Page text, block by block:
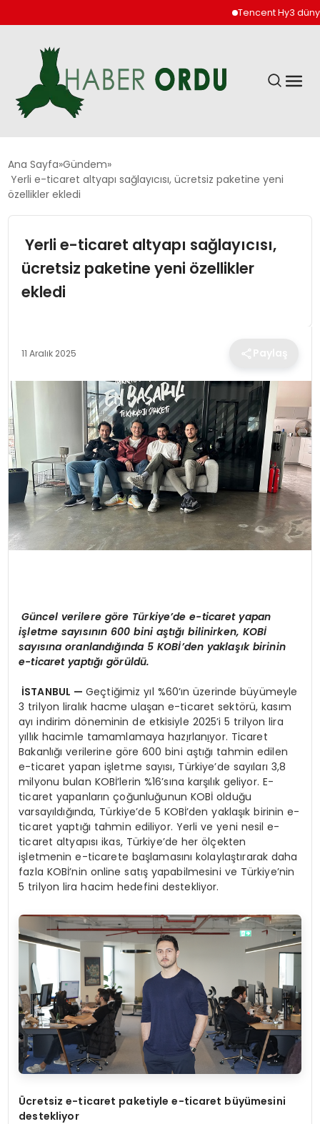
Tencent Hy3 dünya
GÜNDEM
DÜNYA
EKONOMI
SIYASET
MAGAZIN
SPOR
YAŞAM
Ana Sayfa Gündem
Yerli e-ticaret altyapı sağlayıcısı, ücretsiz paketine yeni
özellikler ekledi
Yerli e-ticaret altyapı sağlayıcısı,
ücretsiz paketine yeni özellikler
ekledi
11 Aralık 2025
Güncel verilere göre Türkiye’de e-ticaret yapan
işletme sayısının 600 bini aştığıbilinirken, KOBİ
sayısına oranlandığında 5 KOBİ’den yaklaşık birinin
e-ticaret yaptığıgörüldü.
İSTANBUL — Geçtiğimiz yıl %60’ın üzerinde büyümeyle
3 trilyon liralık hacme ulaşan e-ticaret sektörü, kasım
ayı indirim döneminin de etkisiyle 2025’i 5 trilyon lira
yıllık hacimle tamamlamaya hazırlanıyor. Ticaret
Bakanlığı verilerine göre 600 bini aştığı tahmin edilen
e-ticaret yapan işletme sayısı, Türkiye’de sayıları 3,8
milyonu bulan KOBİ’lerin %16’sına karşılık geliyor. E-
ticaret yapanların çoğunluğunun KOBİ olduğu
varsayıldığında, Türkiye’de 5 KOBİ’den yaklaşık birinin e-
ticaret yaptığı tahmin ediliyor. Yerli ve yeni nesil e-
ticaret altyapısı ikas, Türkiye’de her ölçekten
işletmenin e-ticarete başlamasını kolaylaştırarak daha
fazla KOBİ’nin online satış yapabilmesini ve Türkiye’nin
5 trilyon lira hacim hedefini destekliyor.
Ücretsiz e-ticaret paketiyle e-ticaret büyümesini
destekliyor